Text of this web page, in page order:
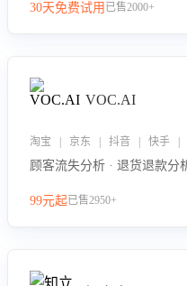
30天免费试用 已售2000+
VOC.AI
淘宝 | 京东 | 抖音 | 快手 |
顾客流失分析 · 退货退款分
99元起已售2950+